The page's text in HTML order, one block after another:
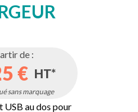
de :
€ HT*
sans marquage
USB au dos pour